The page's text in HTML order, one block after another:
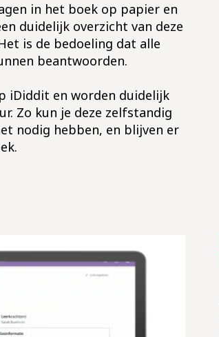
in het boek op papier en
duidelijk overzicht van deze
is de bedoeling dat alle
beantwoorden.
iDiddit en worden duidelijk
Zo kun je deze zelfstandig
nodig hebben, en blijven er